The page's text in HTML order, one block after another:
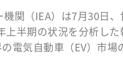
関（IEA）は7月30日
上半期の状況を分析し
電気自動車（EV）市